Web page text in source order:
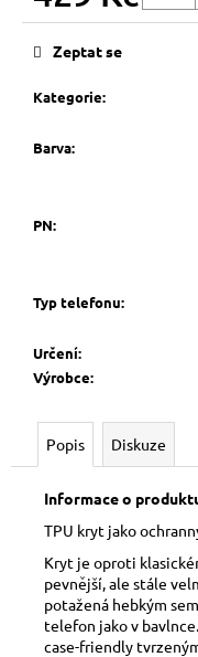
Měrná
Kategorie:
Barva:
PN:
Typ telefonu:
Určení:
Výrobce:
Zeptat se
Popis Diskuze
Informace o
TPU kryt jako
Kryt je oproti
pevnější, ale stále
potažená hebkým
telefon jako v
case-friendly